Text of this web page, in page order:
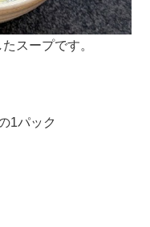
スープです。
1パック